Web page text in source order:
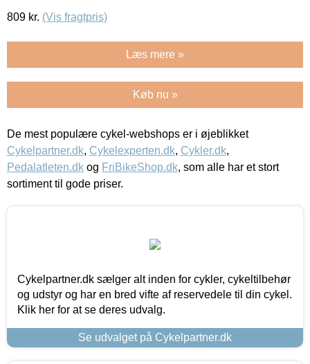
809 kr. (Vis fragtpris)
Læs mere »
Køb nu »
De mest populære cykel-webshops er i øjeblikket
Cykelpartner.dk, Cykelexperten.dk, Cykler.dk,
Pedalatleten.dk og FriBikeShop.dk, som alle har et stort
sortiment til gode priser.
Cykelpartner.dk sælger alt inden for cykler, cykeltilbehør
og udstyr og har en bred vifte af reservedele til din cykel.
Klik her for at se deres udvalg.
Se udvalget på Cykelpartner.dk